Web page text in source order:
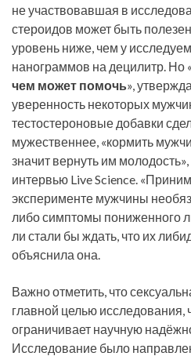
не участвовавшая в
стероидов может быть
уровень ниже, чем у
нанограммов на децилитр. Но «
чем может помочь»,
уверенность некоторых
тестостероновые добавки
мужественнее, «кормить
значит вернуть им
интервью Live Science.
эксперименте мужчины
либо симптомы пониженного
ли стали бы ждать, что их
объяснила она.
Важно отметить, что
главной целью исследования,
ограничивает научную
Исследование было